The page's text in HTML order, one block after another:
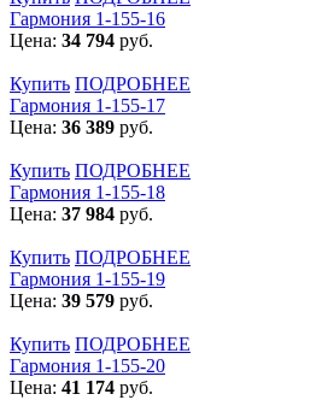
Гармония 1-155-16
Цена: 34 794 руб.
Купить ПОДРОБНЕЕ
Гармония 1-155-17
Цена: 36 389 руб.
Купить ПОДРОБНЕЕ
Гармония 1-155-18
Цена: 37 984 руб.
Купить ПОДРОБНЕЕ
Гармония 1-155-19
Цена: 39 579 руб.
Купить ПОДРОБНЕЕ
Гармония 1-155-20
Цена: 41 174 руб.